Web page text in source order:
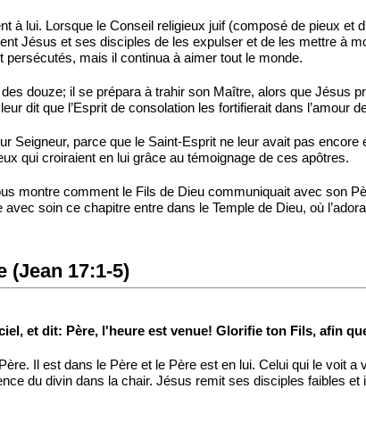
à lui. Lorsque le Conseil religieux juif (composé de pieux et
Jésus et ses disciples de les expulser et de les mettre à
mais il continua à aimer tout le monde.
douze; il se prépara à trahir son Maître, alors que Jésus
dit que l’Esprit de consolation les fortifierait dans l’amour
Seigneur, parce que le Saint-Esprit ne leur avait pas
qui croiraient en lui grâce au témoignage de ces apôtres.
montre comment le Fils de Dieu communiquait avec son
soin ce chapitre entre dans le Temple de Dieu, où
(Jean 17:1-5)
et dit: Père, l'heure est venue! Glorifie ton Fils, afin
Il est dans le Père et le Père est en lui. Celui qui le voit
du divin dans la chair. Jésus remit ses disciples faibles